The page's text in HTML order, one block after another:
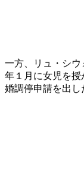
一方、リュ・シ
年１月に女児を
婚調停申請を出し